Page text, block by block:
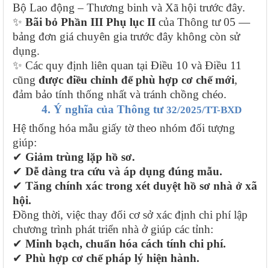
Bộ Lao động – Thương binh và Xã hội trước đây.
✨ Bãi bỏ Phần III Phụ lục II của Thông tư 05 —
bảng đơn giá chuyên gia trước đây không còn sử
dụng.
✨ Các quy định liên quan tại Điều 10 và Điều 11
cũng được điều chỉnh để phù hợp cơ chế mới,
đảm bảo tính thống nhất và tránh chồng chéo.
4. Ý nghĩa của Thông tư 32/2025/TT-BXD
Hệ thống hóa mẫu giấy tờ theo nhóm đối tượng
giúp:
✔ Giảm trùng lặp hồ sơ.
✔ Dễ dàng tra cứu và áp dụng đúng mẫu.
✔ Tăng chính xác trong xét duyệt hồ sơ nhà ở xã
hội.
Đồng thời, việc thay đổi cơ sở xác định chi phí lập
chương trình phát triển nhà ở giúp các tỉnh:
✔ Minh bạch, chuẩn hóa cách tính chi phí.
✔ Phù hợp cơ chế pháp lý hiện hành.